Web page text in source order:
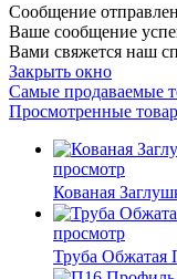
Сообщение
Ваше сообщение
Вами свяжется наш
Закрыть окно
Самые продаваемые
Просмотренные
просмотр
Кованая
просмотр
Труба